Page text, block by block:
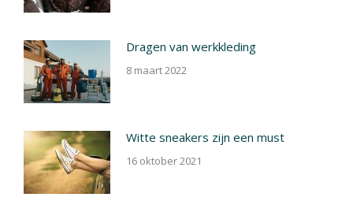
Dragen van werkkleding
8 maart 2022
Witte sneakers zijn een must
16 oktober 2021